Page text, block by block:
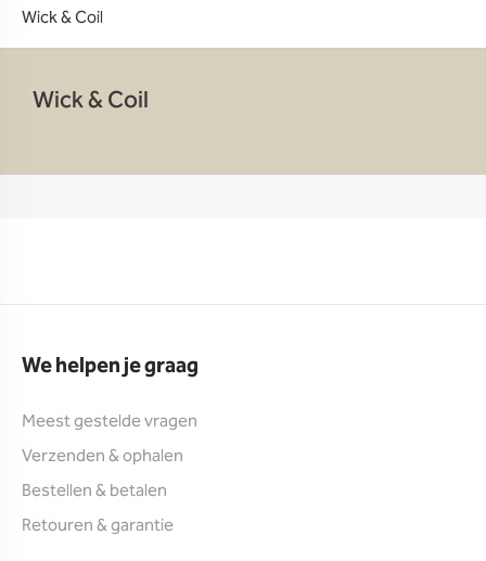
Wick & Coil
Wick & Coil
We helpen je graag
Meest gestelde vragen
Verzenden & ophalen
Bestellen & betalen
Retouren & garantie